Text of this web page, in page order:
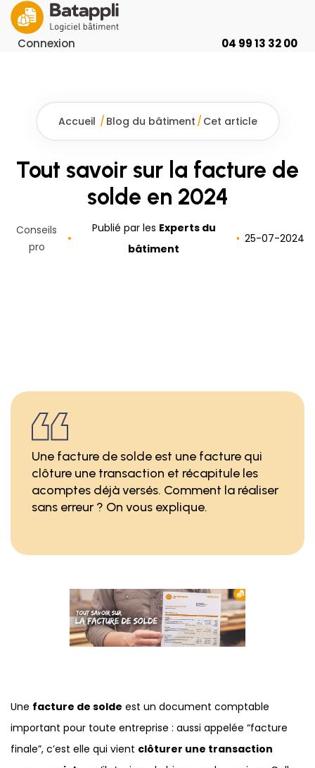
Connexion 04 99 13 32 00
Accueil / Blog du bâtiment / Cet article
Tout savoir sur la facture de
solde en 2024
Conseils
pro
Publié par les Experts du
bâtiment
25-07-2024
Une facture de solde est une facture qui
clôture une transaction et récapitule les
acomptes déjà versés. Comment la réaliser
sans erreur ? On vous explique.
Une facture de solde est un document comptable
important pour toute entreprise : aussi appelée “facture
finale”, c’est elle qui vient clôturer une transaction